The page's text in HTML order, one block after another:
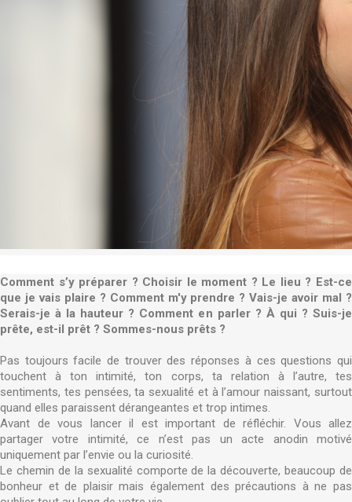
Comment s’y préparer ? Choisir le moment ? Le lieu ? Est-ce
que je vais plaire ? Comment m'y prendre ? Vais-je avoir mal ?
Serais-je à la hauteur ? Comment en parler ? À qui ? Suis-je
prête, est-il prêt ? Sommes-nous prêts ?
Pas toujours facile de trouver des réponses à ces questions qui
touchent à ton intimité, ton corps, ta relation à l’autre, tes
sentiments, tes pensées, ta sexualité et à l’amour naissant, surtout
quand elles paraissent dérangeantes et trop intimes.
Avant de vous lancer il est important de réfléchir. Vous allez
partager votre intimité, ce n’est pas un acte anodin motivé
uniquement par l’envie ou la curiosité.
Le chemin de la sexualité comporte de la découverte, beaucoup de
bonheur et de plaisir mais également des précautions à ne pas